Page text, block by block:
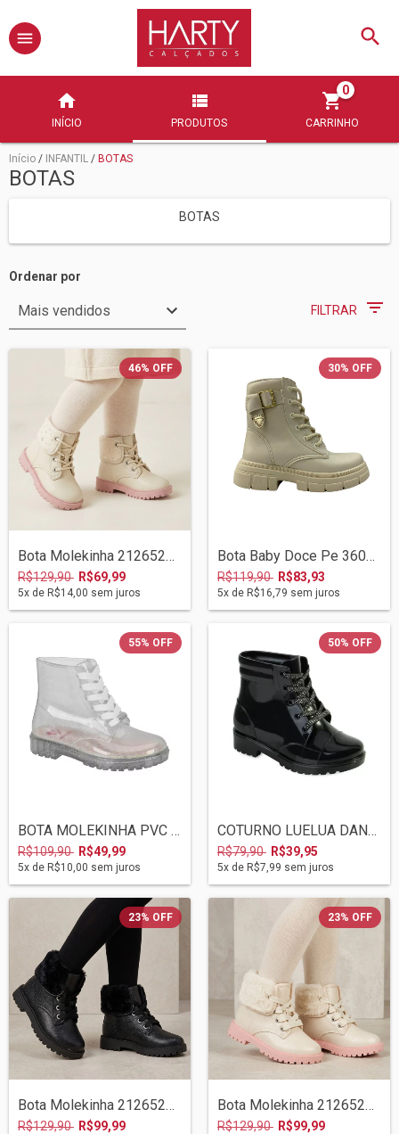
INÍCIO PRODUTOS CARRINHO
0
Início / INFANTIL / BOTAS
BOTAS
BOTAS
Ordenar por
FILTRAR
46% OFF
Bota Molekinha 2126524 Bco Off/prata
R$129,90 R$69,99
5x de R$14,00 sem juros
30% OFF
Bota Baby Doce Pe 360022-182 Marfim
R$119,90 R$83,93
5x de R$16,79 sem juros
55% OFF
BOTA MOLEKINHA PVC 03/2024 2176200 CRIST...
R$109,90 R$49,99
5x de R$10,00 sem juros
50% OFF
COTURNO LUELUA DANCE 06/2023 47000-07 PR...
R$79,90 R$39,95
5x de R$7,99 sem juros
23% OFF
Bota Molekinha 2126524 Preto/gliter
R$129,90 R$99,99
23% OFF
Bota Molekinha 2126524 Bco Off/gliter
R$129,90 R$99,99